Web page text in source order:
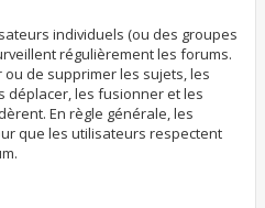
individuels (ou des groupes
régulièrement les forums.
de supprimer les sujets, les
déplacer, les fusionner et les
En règle générale, les
que les utilisateurs respectent